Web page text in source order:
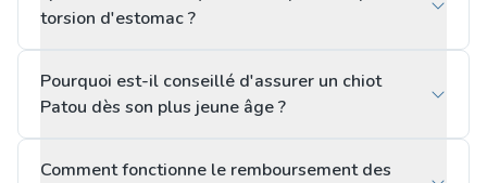
torsion d'estomac ?
Pourquoi est-il conseillé d'assurer un chiot
Patou dès son plus jeune âge ?
Comment fonctionne le remboursement des